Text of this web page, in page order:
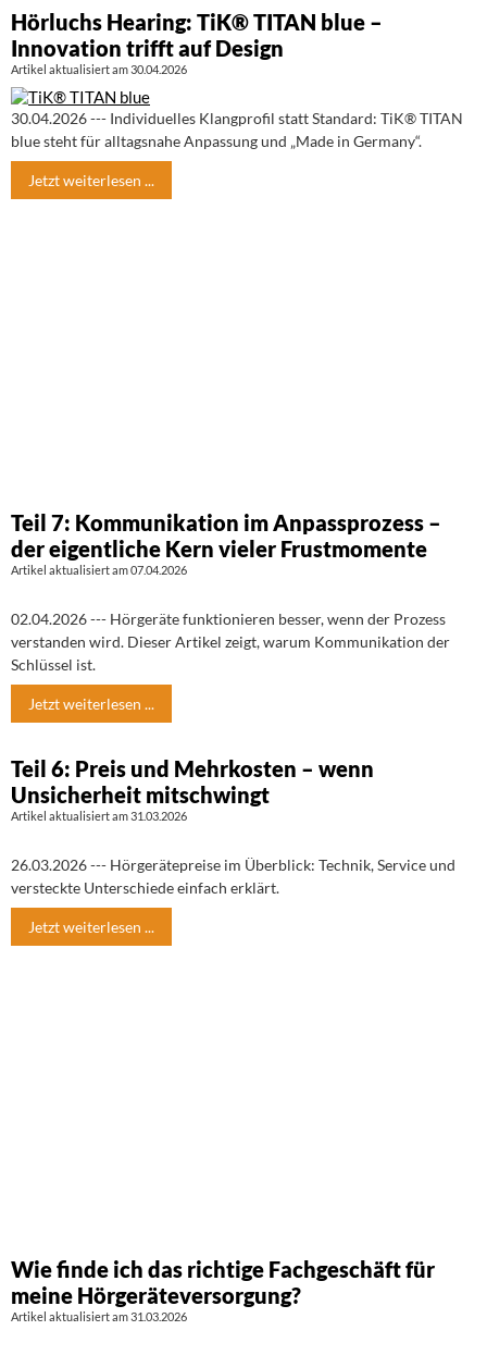
Hörluchs Hearing: TiK® TITAN blue –
Innovation trifft auf Design
Artikel aktualisiert am 30.04.2026
30.04.2026 --- Individuelles Klangprofil statt Standard: TiK® TITAN
blue steht für alltagsnahe Anpassung und „Made in Germany“.
Jetzt weiterlesen ...
Teil 7: Kommunikation im Anpassprozess –
der eigentliche Kern vieler Frustmomente
Artikel aktualisiert am 07.04.2026
02.04.2026 --- Hörgeräte funktionieren besser, wenn der Prozess
verstanden wird. Dieser Artikel zeigt, warum Kommunikation der
Schlüssel ist.
Jetzt weiterlesen ...
Teil 6: Preis und Mehrkosten – wenn
Unsicherheit mitschwingt
Artikel aktualisiert am 31.03.2026
26.03.2026 --- Hörgerätepreise im Überblick: Technik, Service und
versteckte Unterschiede einfach erklärt.
Jetzt weiterlesen ...
Wie finde ich das richtige Fachgeschäft für
meine Hörgeräteversorgung?
Artikel aktualisiert am 31.03.2026